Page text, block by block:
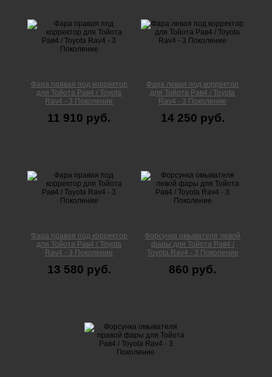
Фара правая под корректор
для Тойота Рав4 / Toyota
Rav4 - 3 Поколение
11 910 руб.
Фара левая под корректор
для Тойота Рав4 / Toyota
Rav4 - 3 Поколение
14 250 руб.
Фара правая под корректор
для Тойота Рав4 / Toyota
Rav4 - 3 Поколение
13 580 руб.
Форсунка омывателя левой
фары для Тойота Рав4 /
Toyota Rav4 - 3 Поколение
860 руб.